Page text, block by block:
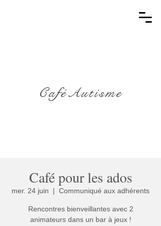
CaféAutisme
Café pour les ados
mer. 24 juin
  |
Communiqué aux adhérents
Rencontres bienveillantes avec 2
animateurs dans un bar à jeux !